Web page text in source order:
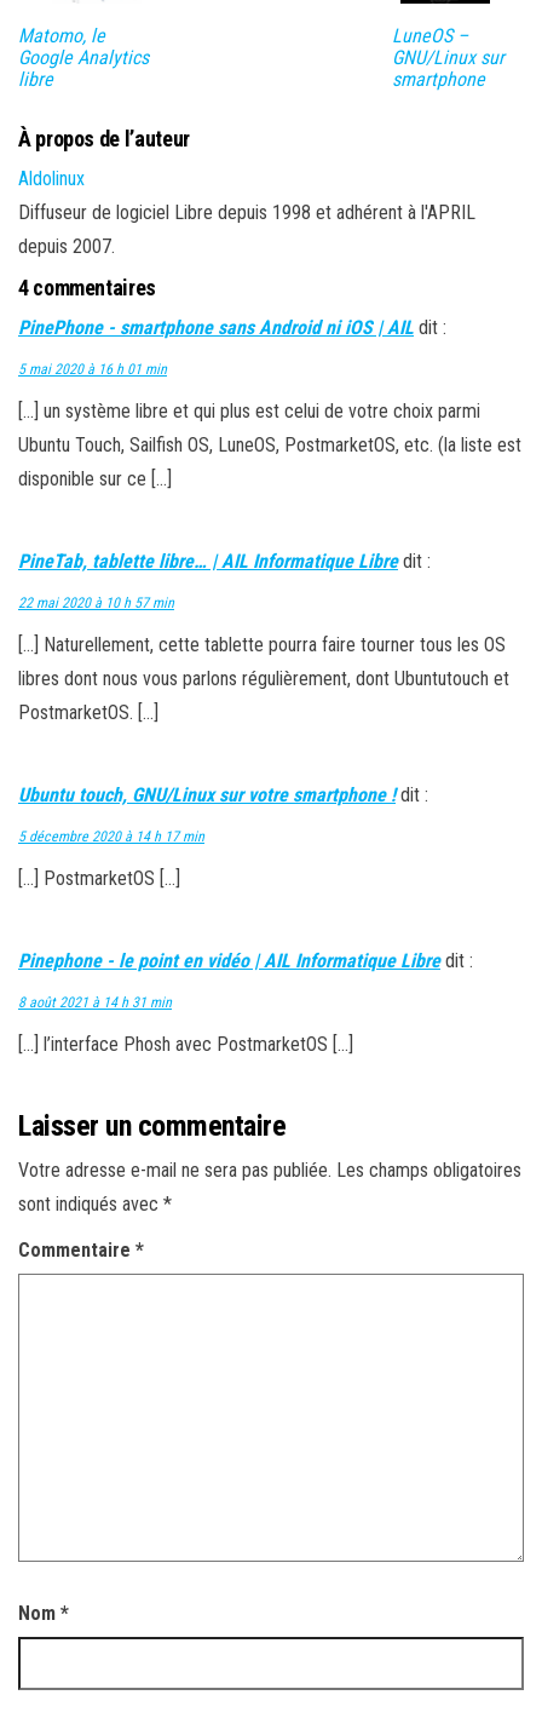
Matomo, le
Google Analytics
libre
LuneOS –
GNU/Linux sur
smartphone
À propos de l’auteur
Aldolinux
Diffuseur de logiciel Libre depuis 1998 et adhérent à l'APRIL
depuis 2007.
4 commentaires
PinePhone - smartphone sans Android ni iOS | AIL dit :
5 mai 2020 à 16 h 01 min
[…] un système libre et qui plus est celui de votre choix parmi
Ubuntu Touch, Sailfish OS, LuneOS, PostmarketOS, etc. (la liste est
disponible sur ce […]
PineTab, tablette libre… | AIL Informatique Libre dit :
22 mai 2020 à 10 h 57 min
[…] Naturellement, cette tablette pourra faire tourner tous les OS
libres dont nous vous parlons régulièrement, dont Ubuntutouch et
PostmarketOS. […]
Ubuntu touch, GNU/Linux sur votre smartphone ! dit :
5 décembre 2020 à 14 h 17 min
[…] PostmarketOS […]
Pinephone - le point en vidéo | AIL Informatique Libre dit :
8 août 2021 à 14 h 31 min
[…] l’interface Phosh avec PostmarketOS […]
Laisser un commentaire
Votre adresse e-mail ne sera pas publiée. Les champs obligatoires
sont indiqués avec *
Commentaire *
Nom *